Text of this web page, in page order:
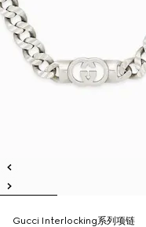
Gucci Interlocking系列项链